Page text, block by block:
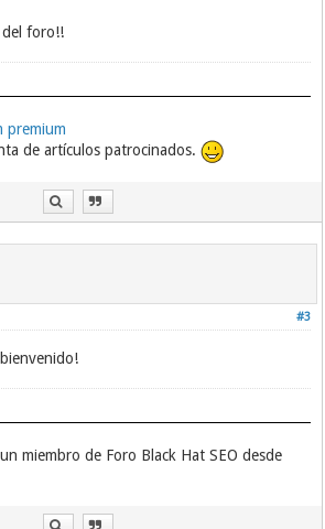
del foro!!
premium
de artículos patrocinados.
#3
miembro de Foro Black Hat SEO desde